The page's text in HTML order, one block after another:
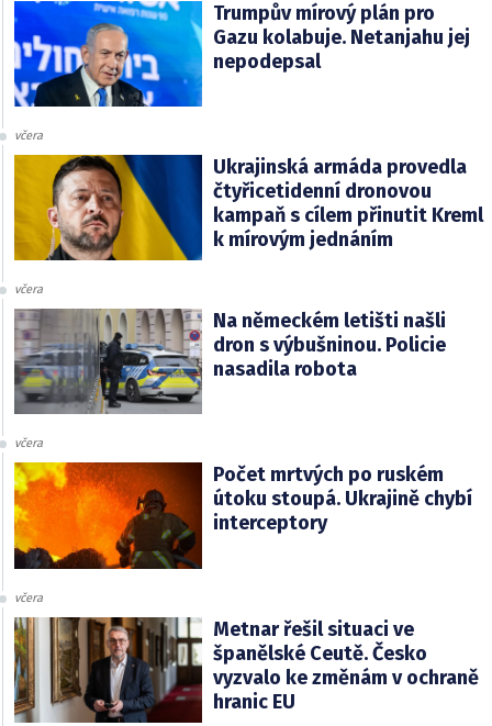
Trumpův mírový plán pro
Gazu kolabuje. Netanjahu jej
nepodepsal
včera
Ukrajinská armáda provedla
čtyřicetidenní dronovou
kampaň s cílem přinutit Kreml
k mírovým jednáním
včera
Na německém letišti našli
dron s výbušninou. Policie
nasadila robota
včera
Počet mrtvých po ruském
útoku stoupá. Ukrajině chybí
interceptory
včera
Metnar řešil situaci ve
španělské Ceutě. Česko
vyzvalo ke změnám v ochraně
hranic EU